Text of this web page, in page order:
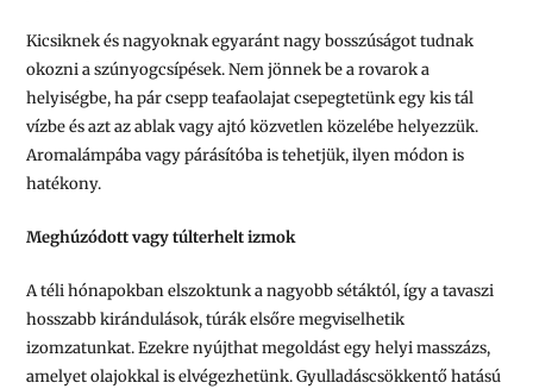
Kicsiknek és nagyoknak egyaránt nagy bosszúságot tudnak
okozni a szúnyogcsípések. Nem jönnek be a rovarok a
helyiségbe, ha pár csepp teafaolajat csepegtetünk egy kis tál
vízbe és azt az ablak vagy ajtó közvetlen közelébe helyezzük.
Aromalámpába vagy párásítóba is tehetjük, ilyen módon is
hatékony.
Meghúzódott vagy túlterhelt izmok
A téli hónapokban elszoktunk a nagyobb sétáktól, így a tavaszi
hosszabb kirándulások, túrák elsőre megviselhetik
izomzatunkat. Ezekre nyújthat megoldást egy helyi masszázs,
amelyet olajokkal is elvégezhetünk. Gyulladáscsökkentő hatású